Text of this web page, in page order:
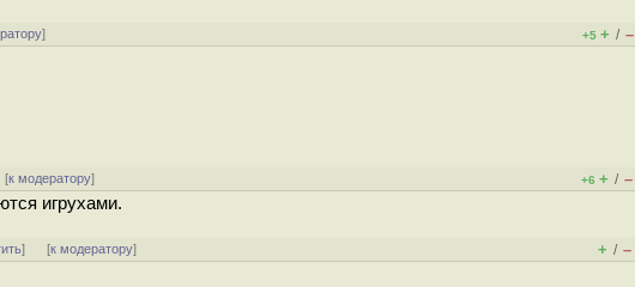
] +5 + / –
к модератору] +6 + / –
игрухами.
] [к модератору] + / –